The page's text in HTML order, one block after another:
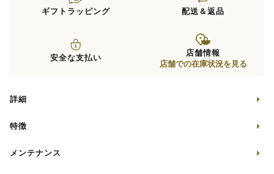
ギフトラッピング 配送＆返品
安全な支払い 店舗情報
店舗での在庫状況を見る
詳細
特徴
メンテナンス